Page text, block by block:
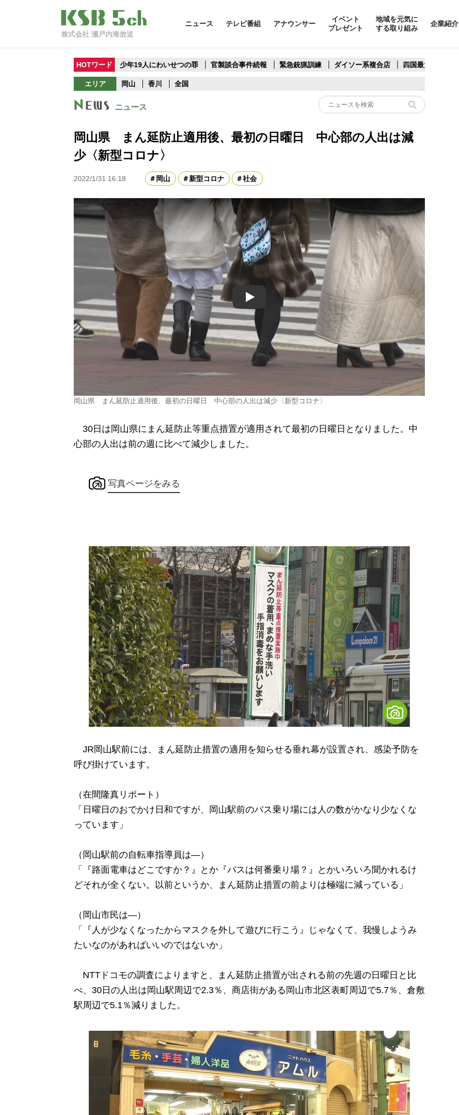
株式会社 瀬戸内海放送
ニュース テレビ番組 アナウンサー
イベント
プレゼント
地域を元気に
する取り組み
企業紹介
HOTワード 少年19人にわいせつの罪 官製談合事件続報 緊急銃猟訓練 ダイソー系複合店 四国最大スリコ
エリア 岡山 香川 全国
ニュース
岡山県 まん延防止適用後、最初の日曜日 中心部の人出は減
少〈新型コロナ〉
2022/1/31 16:18 岡山 新型コロナ 社会
Play
岡山県 まん延防止適用後、最初の日曜日 中心部の人出は減少〈新型コロナ〉
30日は岡山県にまん延防止等重点措置が適用されて最初の日曜日となりました。中
心部の人出は前の週に比べて減少しました。
写真ページをみる
JR岡山駅前には、まん延防止措置の適用を知らせる垂れ幕が設置され、感染予防を
呼び掛けています。
（在間隆真リポート）
「日曜日のおでかけ日和ですが、岡山駅前のバス乗り場には人の数がかなり少なくな
っています」
（岡山駅前の自転車指導員は―）
「『路面電車はどこですか？』とか『バスは何番乗り場？』とかいろいろ聞かれるけ
どそれが全くない。以前というか、まん延防止措置の前よりは極端に減っている」
（岡山市民は―）
「『人が少なくなったからマスクを外して遊びに行こう』じゃなくて、我慢しようみ
たいなのがあればいいのではないか」
NTTドコモの調査によりますと、まん延防止措置が出される前の先週の日曜日と比
べ、30日の人出は岡山駅周辺で2.3％、商店街がある岡山市北区表町周辺で5.7％、倉敷
駅周辺で5.1％減りました。